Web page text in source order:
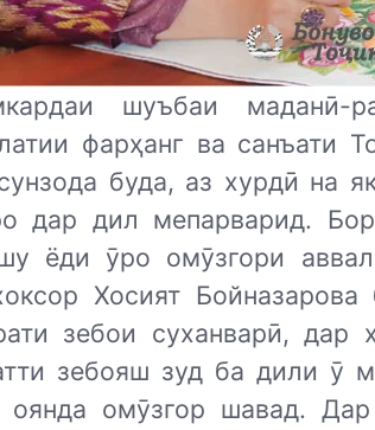
шуъбаи маданӣ-
фарҳанг ва санъати
буда, аз хурдӣ на
дар дил мепарварид.
ёди ӯро омӯзгори
Хосият
зебои суханварӣ, дар
зебояш зуд ба дили ӯ
оянда омӯзгор шавад.